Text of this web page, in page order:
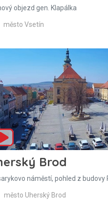
objezd gen. Klapálka
město Vsetín
Brod
náměstí, pohled z budovy
město Uherský Brod